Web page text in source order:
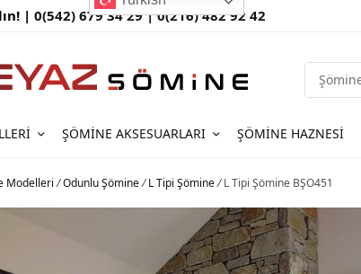
|0(542) 679 34 29 |0(216) 482 92 42
ŞÖMINE AKSESUARLARI ŞÖMINE HAZNESI
Modelleri /Odunlu Şömine/ L Tipi Şömine/L Tipi Şömine BŞO451